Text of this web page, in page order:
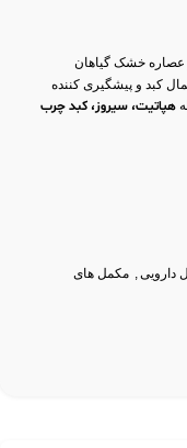
عصاره خشک گیاهان
کبد و پیشگیری کننده
هپاتیت، سیروز، کبد چرب
دارویی, مکمل های